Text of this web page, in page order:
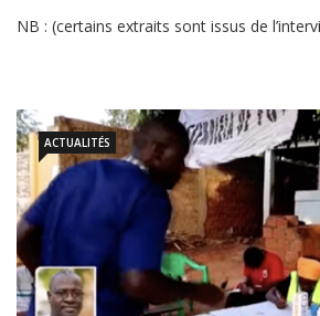
NB : (certains extraits sont issus de
ACTUALITÉS